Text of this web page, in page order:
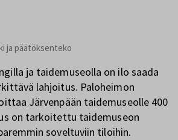
ja päätöksenteko
ja taidemuseolla on ilo saada
lahjoitus. Paloheimon
Järvenpään taidemuseolle 400
on tarkoitettu taidemuseon
soveltuviin tiloihin.